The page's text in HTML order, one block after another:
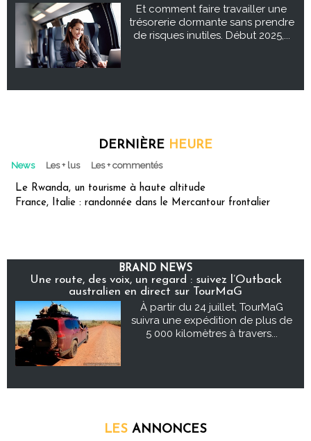
Et comment faire travailler une
trésorerie dormante sans prendre
de risques inutiles. Début 2025,...
DERNIÈRE HEURE
News Les + lus Les + commentés
Le Rwanda, un tourisme à haute altitude
France, Italie : randonnée dans le Mercantour frontalier
BRAND NEWS
Une route, des voix, un regard : suivez l’Outback
australien en direct sur TourMaG
À partir du 24 juillet, TourMaG
suivra une expédition de plus de
5 000 kilomètres à travers...
LES ANNONCES